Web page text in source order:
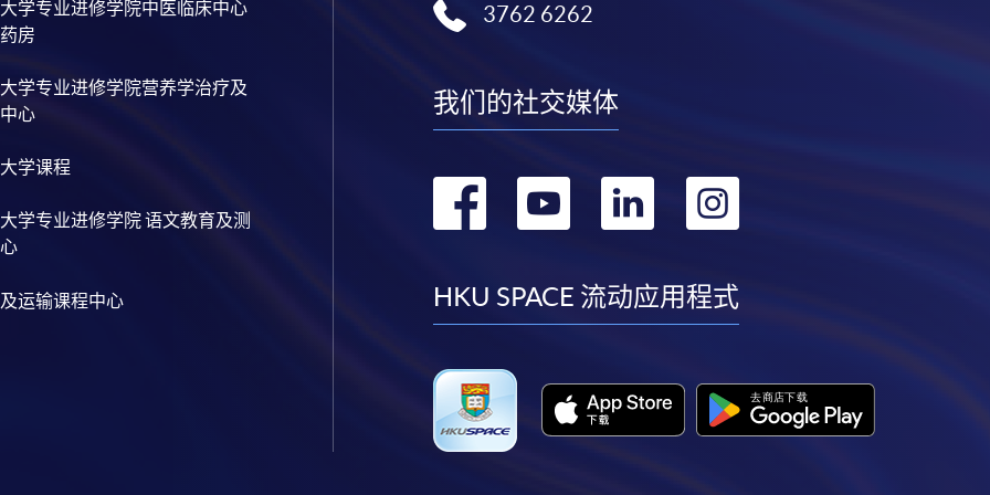
学专业进修学院中医临床中心
房
学专业进修学院营养学治疗及
心
学课程
学专业进修学院 语文教育及测
运输课程中心
3762 6262
我们的社交媒体
转
facebook
转
youtube
转
linkedin
转
instagram
HKU SPACE 流动应用程式